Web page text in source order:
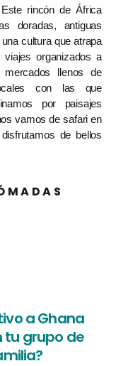
rincón de África
doradas, antiguas
cultura que atrapa
organizados a
llenos de
con las que
por paisajes
vamos de safari en
de bellos
a Ghana
tu grupo de